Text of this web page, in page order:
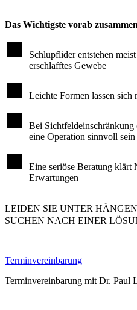
Das Wichtigste vorab
Schlupflider entstehen
erschlafftes Gewebe
Leichte Formen lassen sich
Bei Sichtfeldeinschränkung
eine Operation sinnvoll sein
Eine seriöse Beratung klärt
Erwartungen
LEIDEN SIE UNTER
SUCHEN NACH EINER
Terminvereinbarung
Terminvereinbarung mit Dr. Paul